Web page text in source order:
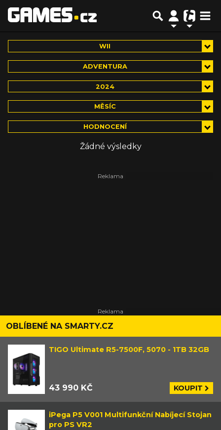
WII
ADVENTURA
2024
MĚSÍC
HODNOCENÍ
Žádné výsledky
OBLÍBENÉ NA SMARTY.CZ
TIGO Ultimate R5-7500F, 5070 - 1TB 32GB
43 990 KČ KOUPIT
iPega P5 V001 Multifunkční Nabíjecí Stojan
pro PS VR2